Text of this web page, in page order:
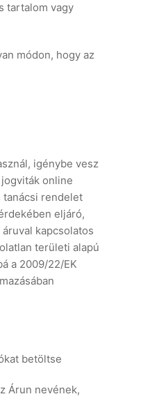
tartalom vagy
módon, hogy az
igénybe vesz
online
tanácsi rendelet
eljáró,
kapcsolatos
területi alapú
a 2009/22/EK
betöltse
Árun nevének,